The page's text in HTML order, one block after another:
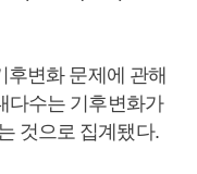
후변화 문제에 관해
다수는 기후변화가
것으로 집계됐다.